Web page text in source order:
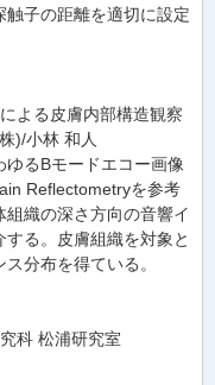
子の距離を適切に設定
よる皮膚内部構造観察
)/小林 和人
るBモードエコー画像
Reflectometryを参考
織の深さ方向の音響イ
る。皮膚組織を対象と
分布を得ている。
科 松浦研究室